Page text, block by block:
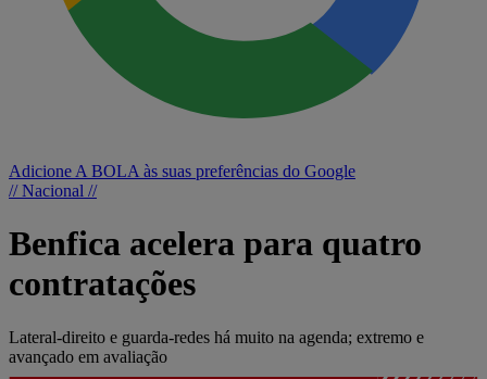
Adicione A BOLA às suas preferências do Google
// Nacional //
Benfica acelera para quatro
contratações
Lateral-direito e guarda-redes há muito na agenda; extremo e
avançado em avaliação